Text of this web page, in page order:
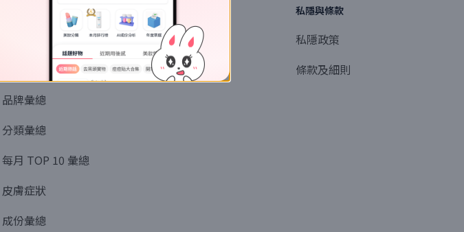
品牌彙總
分類彙總
每月 TOP 10 彙總
皮膚症狀
成份彙總
探索
商業或媒體聯絡
產品提名
私隱與條款
私隱政策
條款及細則